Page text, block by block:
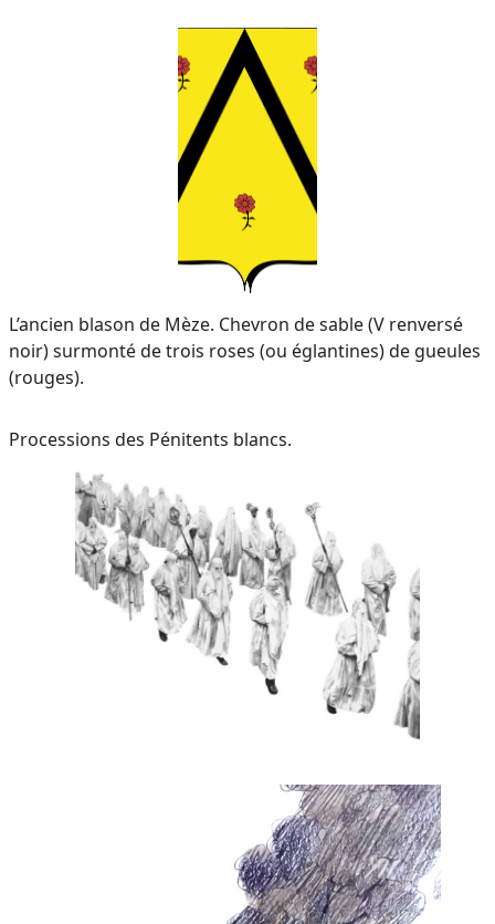
L’ancien blason de Mèze. Chevron de sable (V renversé
noir) surmonté de trois roses (ou églantines) de gueules
(rouges).
Processions des Pénitents blancs.